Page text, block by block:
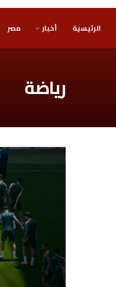
الرئيسية أخبار مصر
رياضة